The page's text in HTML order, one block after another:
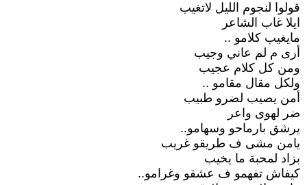
قولوا لنجوم الليل لاتغيب
ايلا غاب الشاعر
مايغيب كلامو ..
أرى م لم عاني وجيب
ومن كل كلام عجيب
ولكل مقال مقامو ..
أمن يصيب لضرو طبيب
ضر لهوى واعر
يرشق بارماحو وسهامو..
يامن مشى ف طريقو غريب
بزاد لمحبة ما يخيب
كيفاش تفهمو ف عشقو وغرامو..